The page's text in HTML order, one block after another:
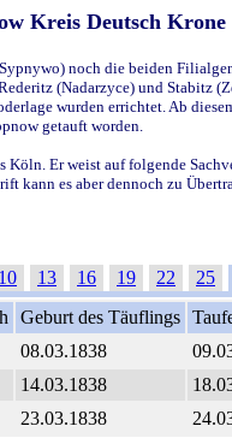
Kreis Deutsch Krone
noch die beiden
(Nadarzyce) und
wurden errichtet. Ab
getauft worden.
Köln. Er weist auf folgende
kann es aber dennoch zu
10 13 16 19 22 25
Geburt des Täuflings
08.03.1838
14.03.1838
23.03.1838